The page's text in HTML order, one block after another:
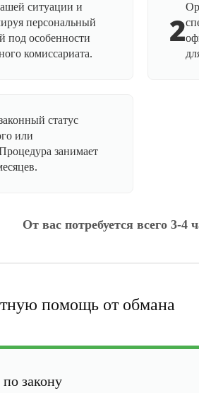
ситуации и
персональный
под особенности
комиссариата.
2
статус
или
занимает
От вас потребуется всего 3-
помощь от обмана
закону